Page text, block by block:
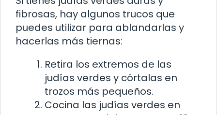
fibrosas, hay algunos trucos que
puedes utilizar para ablandarlas y
hacerlas más tiernas:
Retira los extremos de las
judías verdes y córtalas en
trozos más pequeños.
Cocina las judías verdes en